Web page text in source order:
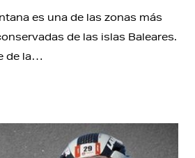
es una de las zonas más
de las islas Baleares.
de la…